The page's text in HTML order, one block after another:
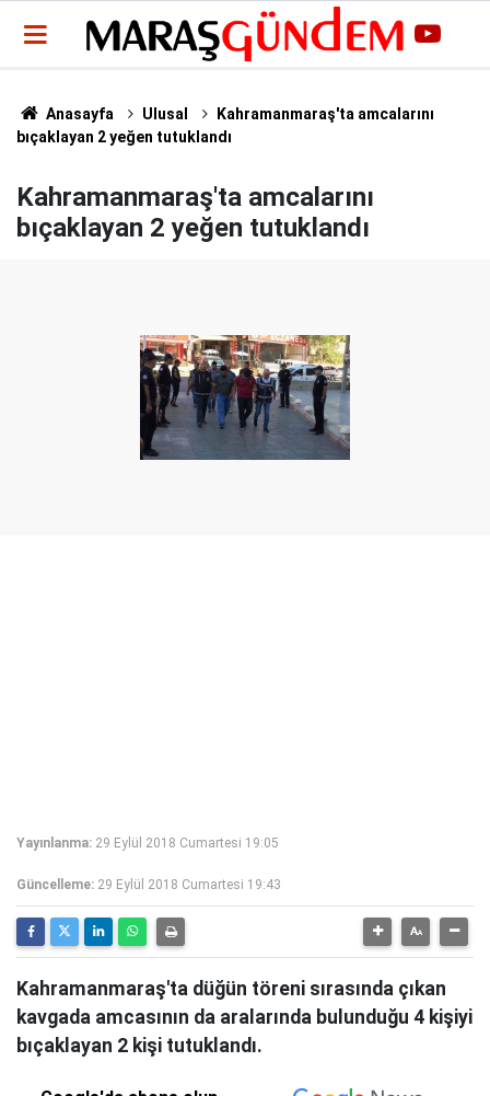
Anasayfa Ulusal
Kahramanmaraş'ta amcalarını
bıçaklayan 2 yeğen tutuklandı
Kahramanmaraş'ta amcalarını
bıçaklayan 2 yeğen tutuklandı
Yayınlanma: 29 Eylül 2018 Cumartesi 19:05
Güncelleme: 29 Eylül 2018 Cumartesi 19:43
Kahramanmaraş'ta düğün töreni sırasında çıkan
kavgada amcasının da aralarında bulunduğu 4 kişiyi
bıçaklayan 2 kişi tutuklandı.